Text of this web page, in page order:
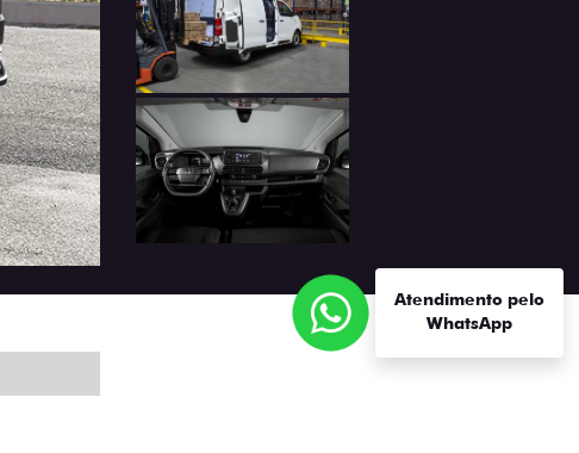
Atendimento pelo
WhatsApp